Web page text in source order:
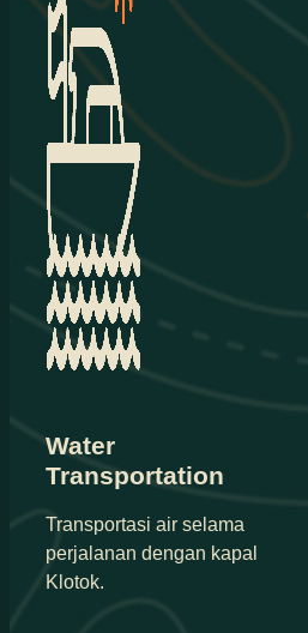
Water
Transportation
Transportasi air selama
perjalanan dengan kapal
Klotok.